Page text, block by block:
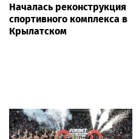
Началась реконструкция
спортивного комплекса в
Крылатском